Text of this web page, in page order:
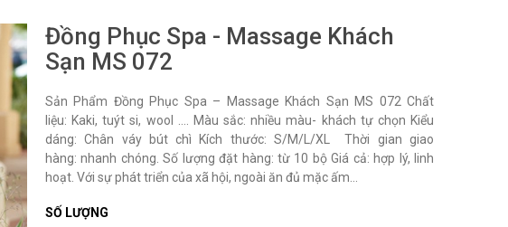
Đồng Phục Spa - Massage Khách
Sạn MS 072
Sản Phẩm Đồng Phục Spa – Massage Khách Sạn MS 072 Chất
liệu: Kaki, tuýt si, wool …. Màu sắc: nhiều màu- khách tự chọn Kiểu
dáng: Chân váy bút chì Kích thước: S/M/L/XL Thời gian giao
hàng: nhanh chóng. Số lượng đặt hàng: từ 10 bộ Giá cả: hợp lý, linh
hoạt. Với sự phát triển của xã hội, ngoài ăn đủ mặc ấm...
SỐ LƯỢNG